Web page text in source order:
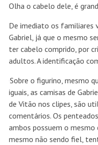
Olha o cabelo dele, é
De imediato os familiares
Gabriel, já que o mesmo
ter cabelo comprido, por
adultos. A identificação
Sobre o figurino, mesmo
iguais, as camisas de
de Vitão nos clipes, são
comentários. Os
ambos possuem o mesmo
mesmo não sendo fiel,